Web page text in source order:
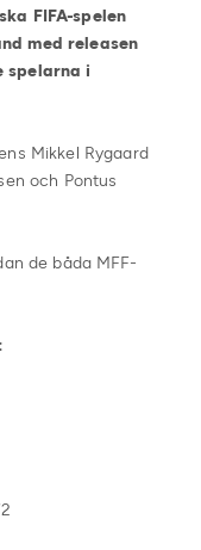
FIFA-spelen
med releasen
spelarna i
Mikkel Rygaard
och Pontus
de båda MFF-